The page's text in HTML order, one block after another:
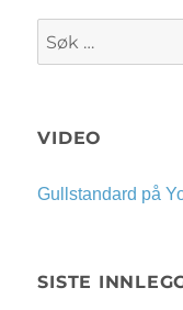
Søk
etter:
VIDEO
Gullstandard på
SISTE